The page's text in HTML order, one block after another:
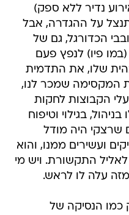
נדיר ללא ספק)
על ההגדרה, אבל
הכדורגל, גם של
פיו) לנפץ פעם
שלו, את התדמית
המקסימה שמכר לנו,
הקבוצות לחקות
בגילוי וטיפוח
שרצקי היה מודל
ועשירים ממנו, והוא
התקשורת. ויש מי
עלה לו לראש.
כמו הנסיקה של